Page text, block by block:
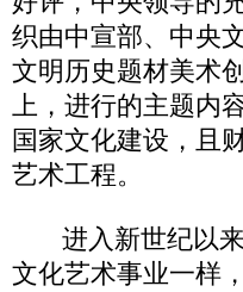
织由中宣部、中央
文明历史题材美术
上，进行的主题内
国家文化建设，且
艺术工程。
进入新世纪以来
文化艺术事业一样